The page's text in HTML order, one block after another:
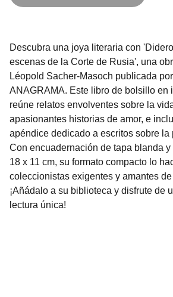
Descubra una joya literaria con
escenas de la Corte de Rusia', una
Léopold Sacher-Masoch publicada
ANAGRAMA. Este libro de bolsillo en
reúne relatos envolventes sobre la
apasionantes historias de amor, e
apéndice dedicado a escritos sobre la
Con encuadernación de tapa blanda
18 x 11 cm, su formato compacto lo
coleccionistas exigentes y amantes
¡Añádalo a su biblioteca y disfrute de
lectura única!